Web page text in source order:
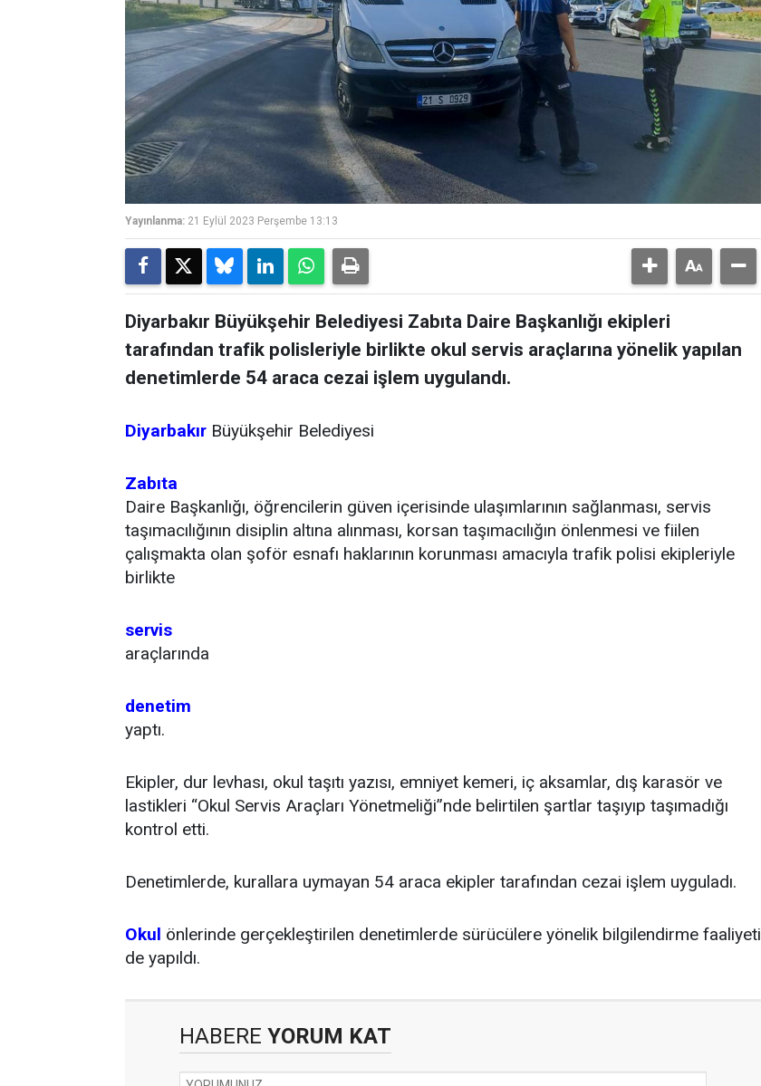
Yayınlanma: 21 Eylül 2023 Perşembe 13:13
Diyarbakır Büyükşehir Belediyesi Zabıta Daire Başkanlığı ekipleri
tarafından trafik polisleriyle birlikte okul servis araçlarına yönelik yapılan
denetimlerde 54 araca cezai işlem uygulandı.
Diyarbakır Büyükşehir Belediyesi
Zabıta
Daire Başkanlığı, öğrencilerin güven içerisinde ulaşımlarının sağlanması, servis
taşımacılığının disiplin altına alınması, korsan taşımacılığın önlenmesi ve fiilen
çalışmakta olan şoför esnafı haklarının korunması amacıyla trafik polisi ekipleriyle
birlikte
servis
araçlarında
denetim
yaptı.
Ekipler, dur levhası, okul taşıtı yazısı, emniyet kemeri, iç aksamlar, dış karasör ve
lastikleri “Okul Servis Araçları Yönetmeliği”nde belirtilen şartlar taşıyıp taşımadığı
kontrol etti.
Denetimlerde, kurallara uymayan 54 araca ekipler tarafından cezai işlem uyguladı.
Okul önlerinde gerçekleştirilen denetimlerde sürücülere yönelik bilgilendirme faaliyeti
de yapıldı.
HABERE YORUM KAT